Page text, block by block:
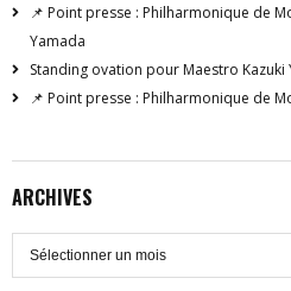
📌 Point presse : Philharmonique de
Yamada
Standing ovation pour Maestro
📌 Point presse : Philharmonique de
ARCHIVES
Archives